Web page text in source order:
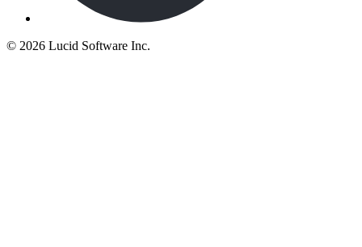
© 2026 Lucid Software Inc.